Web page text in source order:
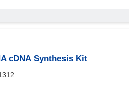
cDNA Synthesis Kit